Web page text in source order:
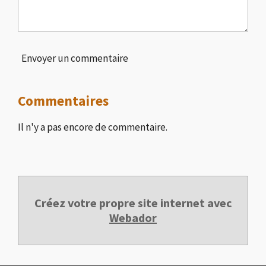
Envoyer un commentaire
Commentaires
Il n'y a pas encore de commentaire.
Créez votre propre site internet avec
Webador